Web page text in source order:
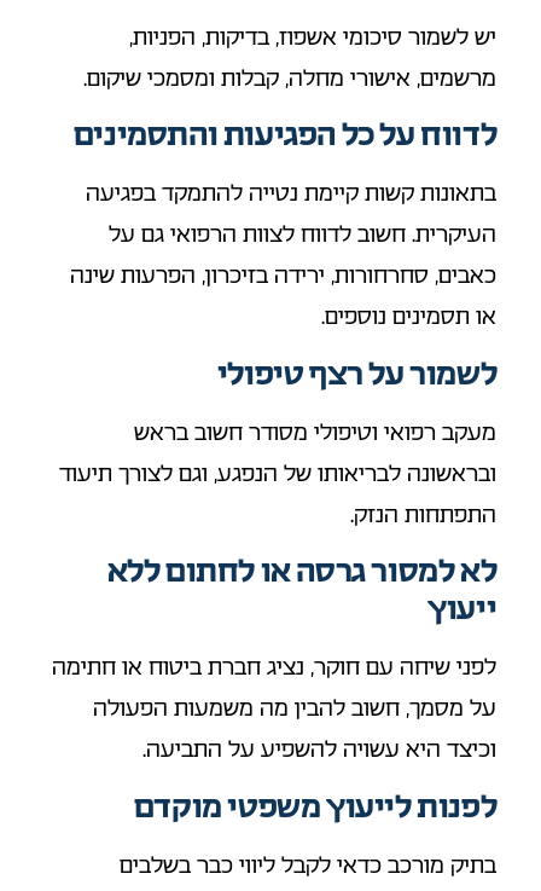
יש לשמור סיכומי אשפוז, בדיקות, הפניות,
מרשמים, אישורי מחלה, קבלות ומסמכי שיקום.
לדווח על כל הפגיעות והתסמינים
בתאונות קשות קיימת נטייה להתמקד בפגיעה
העיקרית. חשוב לדווח לצוות הרפואי גם על
כאבים, סחרחורות, ירידה בזיכרון, הפרעות שינה
או תסמינים נוספים.
לשמור על רצף טיפולי
מעקב רפואי וטיפולי מסודר חשוב בראש
ובראשונה לבריאותו של הנפגע, וגם לצורך תיעוד
התפתחות הנזק.
לא למסור גרסה או לחתום ללא
ייעוץ
לפני שיחה עם חוקר, נציג חברת ביטוח או חתימה
על מסמך, חשוב להבין מה משמעות הפעולה
וכיצד היא עשויה להשפיע על התביעה.
לפנות לייעוץ משפטי מוקדם
בתיק מורכב כדאי לקבל ליווי כבר בשלבים